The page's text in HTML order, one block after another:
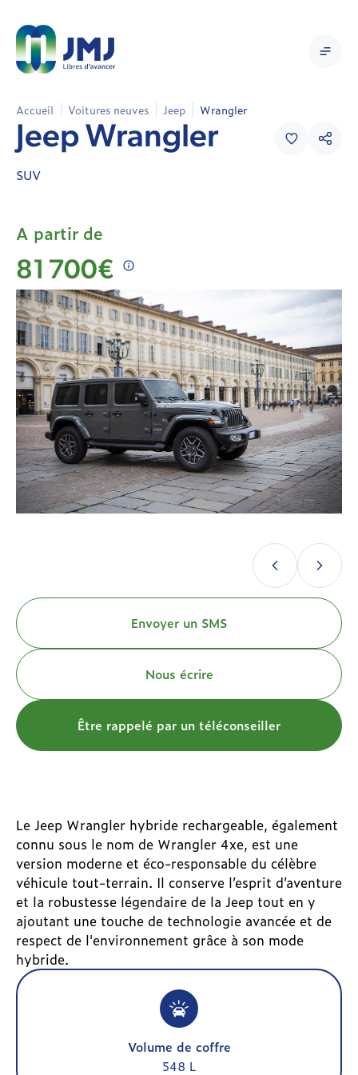
Accueil Voitures neuves Jeep Wrangler
Jeep
Wrangler
Neuve
Jeep Wrangler
SUV
A partir de
81 700€
Envoyer un SMS
Nous écrire
Être rappelé par un téléconseiller
Le Jeep Wrangler hybride rechargeable, également
connu sous le nom de Wrangler 4xe, est une
version moderne et éco-responsable du célèbre
véhicule tout-terrain. Il conserve l’esprit d’aventure
et la robustesse légendaire de la Jeep tout en y
ajoutant une touche de technologie avancée et de
respect de l'environnement grâce à son mode
hybride.
Volume de coffre
548 L